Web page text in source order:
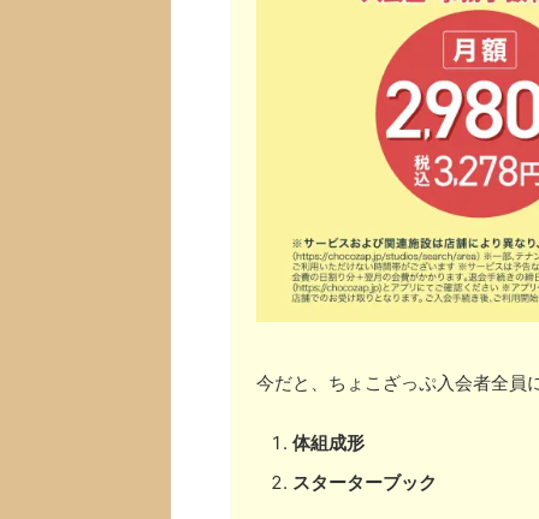
今だと、ちょこざっぷ入会者全員
体組成形
スターターブック